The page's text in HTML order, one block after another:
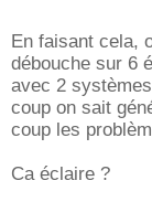
En faisant cela,
débouche sur 6
avec 2
coup on sait
coup les
Ca éclaire ?